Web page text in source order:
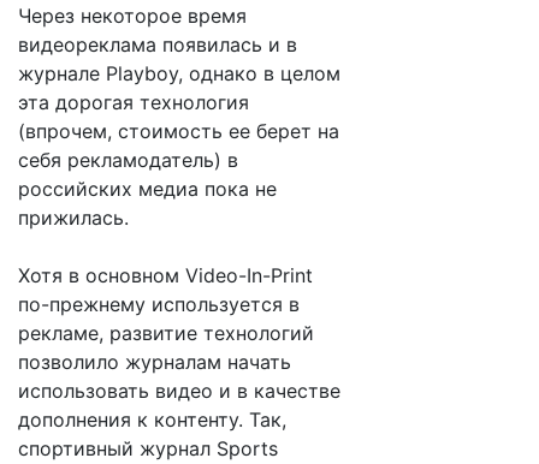
Через некоторое время
видеореклама появилась и в
журнале Playboy, однако в целом
эта дорогая технология
(впрочем, стоимость ее берет на
себя рекламодатель) в
российских медиа пока не
прижилась.
Хотя в основном Video-In-Print
по-прежнему используется в
рекламе, развитие технологий
позволило журналам начать
использовать видео и в качестве
дополнения к контенту. Так,
спортивный журнал Sports